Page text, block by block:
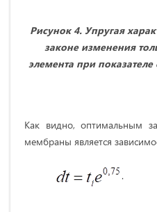
Рисунок 4. Упругая
законе изменения
элемента при
Как видно, оптимальным
мембраны является
.